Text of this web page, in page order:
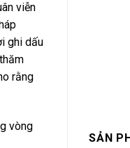
viễn
ghi dấu
rằng
vòng
SẢN